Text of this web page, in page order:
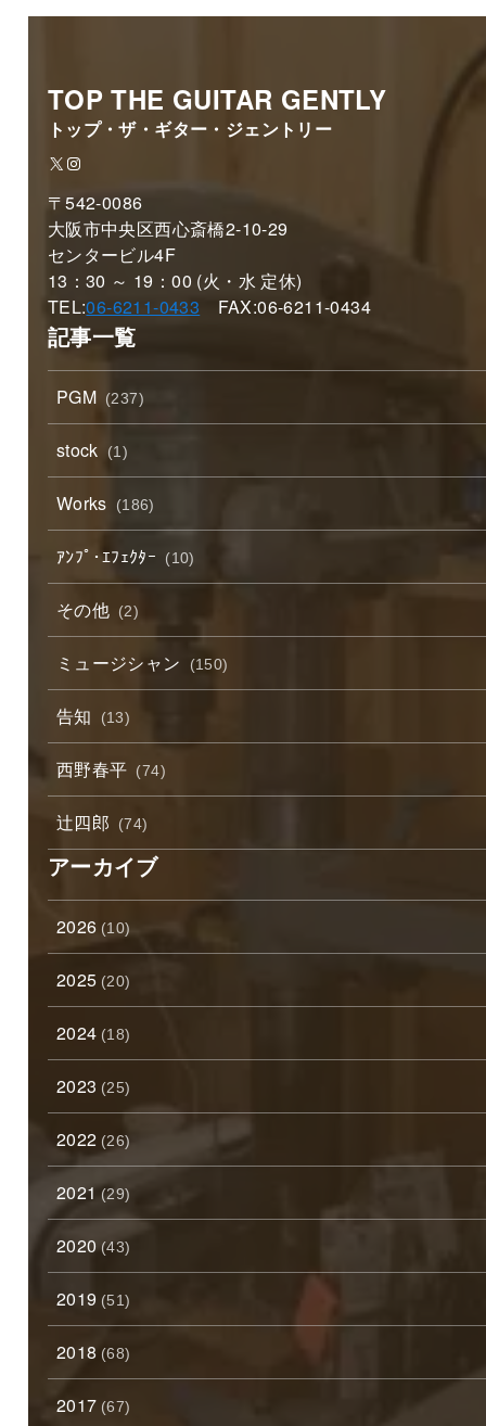
TOP THE GUITAR GENTLY
トップ・ザ・ギター・ジェントリー
X Instagram
〒542-0086
大阪市中央区西心斎橋2-10-29
センタービル4F
13：30 ～ 19：00 (火・水 定休)
TEL:06-6211-0433 FAX:06-6211-0434
記事一覧
PGM (237)
stock (1)
Works (186)
ｱﾝﾌﾟ･ｴﾌｪｸﾀｰ (10)
その他 (2)
ミュージシャン (150)
告知 (13)
西野春平 (74)
辻四郎 (74)
アーカイブ
2026 (10)
2025 (20)
2024 (18)
2023 (25)
2022 (26)
2021 (29)
2020 (43)
2019 (51)
2018 (68)
2017 (67)